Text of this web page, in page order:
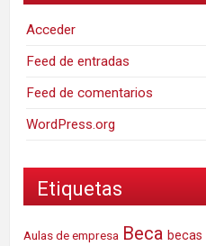
Acceder
Feed de entradas
Feed de comentarios
WordPress.org
Etiquetas
Aulas de empresa Beca becas